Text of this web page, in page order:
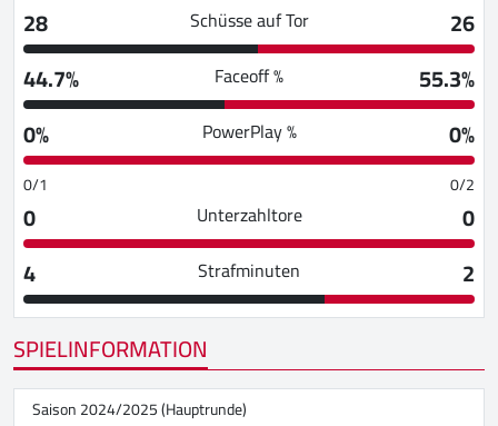
28
Schüsse auf Tor
26
44.7%
Faceoff %
55.3%
0%
PowerPlay % 0%
0/1 0/2
0 Unterzahltore
0
4
Strafminuten
2
SPIELINFORMATION
Saison 2024/2025 (Hauptrunde)